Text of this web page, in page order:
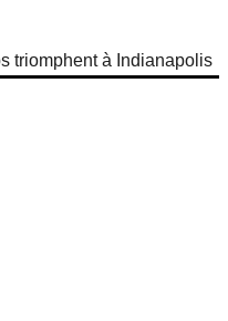
triomphent à Indianapolis